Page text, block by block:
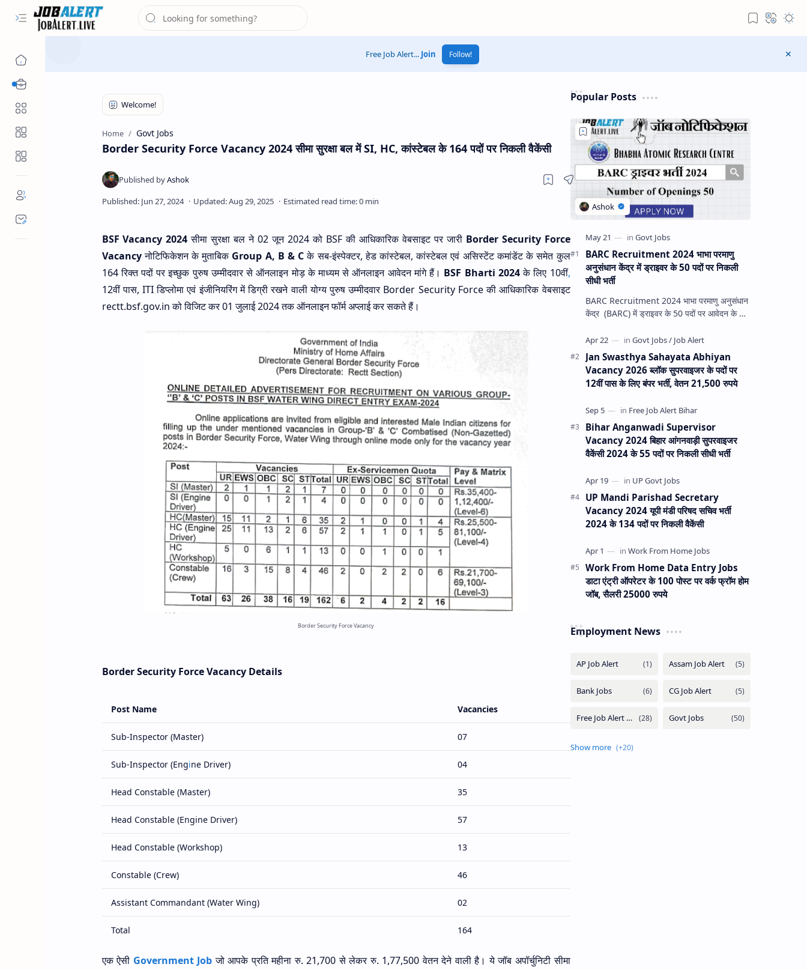
Free Job Alert... Join Follow!
Home Govt Jobs
Border Security Force Vacancy 2024 सीमा सुरक्षा बल में SI, HC, कांस्टेबल के 164 पदों पर निकली वैकेंसी
BSF Vacancy 2024 सीमा सुरक्षा बल ने 02 जून 2024 को BSF की आधिकारिक वेबसाइट पर जारी Border Security Force
Vacancyनोटिफिकेशन के मुताबिक Group A, B & Cके सब-इंस्पेक्टर, हेड कांस्टेबल, कांस्टेबल एवं असिस्टेंट कमांडेंट के समेत कुल
164 रिक्त पदों पर इच्छुक पुरुष उम्मीदवार से ऑनलाइन मोड़ के माध्यम से ऑनलाइन आवेदन मांगे हैं। BSF Bharti 2024के लिए 10वीं,
12वीं पास, ITI डिप्लोमा एवं इंजीनियरिंग में डिग्री रखने वाली योग्य पुरुष उम्मीदवार Border Security Force की आधिकारिक वेबसाइट
rectt.bsf.gov.in को विजिट कर 01 जुलाई 2024 तक ऑनलाइन फॉर्म अप्लाई कर सकते हैं।
Border Security Force Vacancy
Border Security Force Vacancy Details
Post Name Vacancies
Sub-Inspector (Master) 07
Sub-Inspector (Engine Driver) 04
Head Constable (Master) 35
Head Constable (Engine Driver) 57
Head Constable (Workshop) 13
Constable (Crew) 46
Assistant Commandant (Water Wing) 02
Total 164
एक ऐसी Government Job जो आपके प्रति महीना रु. 21,700 से लेकर रु. 1,77,500 वेतन देने वाली है। ये जॉब अपॉर्चुनिटी सीमा
Popular Posts
BARC Recruitment 2024 भाभा परमाणु
अनुसंधान केंद्र में ड्राइवर के 50 पदों पर निकली
सीधी भर्ती
BARC Recruitment 2024 भाभा परमाणु अनुसंधान
केंद्र (BARC) में ड्राइवर के 50 पदों पर आवेदन के लिए
आधिकारिक वे…
Jan Swasthya Sahayata Abhiyan
Vacancy 2026 ब्लॉक सुपरवाइजर के पदों पर
12वीं पास के लिए बंपर भर्ती, वेतन 21,500 रुपये
Bihar Anganwadi Supervisor
Vacancy 2024 बिहार आंगनवाड़ी सुपरवाइजर
वैकेंसी 2024 के 55 पदों पर निकली सीधी भर्ती
UP Mandi Parishad Secretary
Vacancy 2024 यूपी मंडी परिषद सचिव भर्ती
2024 के 134 पदों पर निकली वैकेंसी
Work From Home Data Entry Jobs
डाटा एंट्री ऑपरेटर के 100 पोस्ट पर वर्क फ्रॉम होम
जॉब, सैलरी 25000 रुपये
Employment News